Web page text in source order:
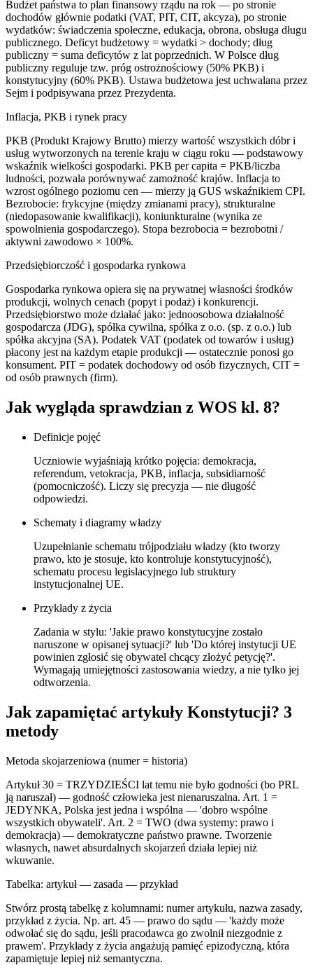
Budżet państwa to plan finansowy rządu na rok — po stronie
dochodów głównie podatki (VAT, PIT, CIT, akcyza), po stronie
wydatków: świadczenia społeczne, edukacja, obrona, obsługa długu
publicznego. Deficyt budżetowy = wydatki > dochody; dług
publiczny = suma deficytów z lat poprzednich. W Polsce dług
publiczny reguluje tzw. próg ostrożnościowy (50% PKB) i
konstytucyjny (60% PKB). Ustawa budżetowa jest uchwalana przez
Sejm i podpisywana przez Prezydenta.
Inflacja, PKB i rynek pracy
PKB (Produkt Krajowy Brutto) mierzy wartość wszystkich dóbr i
usług wytworzonych na terenie kraju w ciągu roku — podstawowy
wskaźnik wielkości gospodarki. PKB per capita = PKB/liczba
ludności, pozwala porównywać zamożność krajów. Inflacja to
wzrost ogólnego poziomu cen — mierzy ją GUS wskaźnikiem CPI.
Bezrobocie: frykcyjne (między zmianami pracy), strukturalne
(niedopasowanie kwalifikacji), koniunkturalne (wynika ze
spowolnienia gospodarczego). Stopa bezrobocia = bezrobotni /
aktywni zawodowo × 100%.
Przedsiębiorczość i gospodarka rynkowa
Gospodarka rynkowa opiera się na prywatnej własności środków
produkcji, wolnych cenach (popyt i podaż) i konkurencji.
Przedsiębiorstwo może działać jako: jednoosobowa działalność
gospodarcza (JDG), spółka cywilna, spółka z o.o. (sp. z o.o.) lub
spółka akcyjna (SA). Podatek VAT (podatek od towarów i usług)
płacony jest na każdym etapie produkcji — ostatecznie ponosi go
konsument. PIT = podatek dochodowy od osób fizycznych, CIT =
od osób prawnych (firm).
Jak wygląda sprawdzian z WOS kl. 8?
Definicje pojęć
Uczniowie wyjaśniają krótko pojęcia: demokracja,
referendum, vetokracja, PKB, inflacja, subsidiarność
(pomocniczość). Liczy się precyzja — nie długość
odpowiedzi.
Schematy i diagramy władzy
Uzupełnianie schematu trójpodziału władzy (kto tworzy
prawo, kto je stosuje, kto kontroluje konstytucyjność),
schematu procesu legislacyjnego lub struktury
instytucjonalnej UE.
Przykłady z życia
Zadania w stylu: 'Jakie prawo konstytucyjne zostało
naruszone w opisanej sytuacji?' lub 'Do której instytucji UE
powinien zgłosić się obywatel chcący złożyć petycję?'.
Wymagają umiejętności zastosowania wiedzy, a nie tylko jej
odtworzenia.
Jak zapamiętać artykuły Konstytucji? 3
metody
Metoda skojarzeniowa (numer = historia)
Artykuł 30 = TRZYDZIEŚCI lat temu nie było godności (bo PRL
ją naruszał) — godność człowieka jest nienaruszalna. Art. 1 =
JEDYNKA, Polska jest jedna i wspólna — 'dobro wspólne
wszystkich obywateli'. Art. 2 = TWO (dwa systemy: prawo i
demokracja) — demokratyczne państwo prawne. Tworzenie
własnych, nawet absurdalnych skojarzeń działa lepiej niż
wkuwanie.
Tabelka: artykuł — zasada — przykład
Stwórz prostą tabelkę z kolumnami: numer artykułu, nazwa zasady,
przykład z życia. Np. art. 45 — prawo do sądu — 'każdy może
odwołać się do sądu, jeśli pracodawca go zwolnił niezgodnie z
prawem'. Przykłady z życia angażują pamięć epizodyczną, która
zapamiętuje lepiej niż semantyczna.